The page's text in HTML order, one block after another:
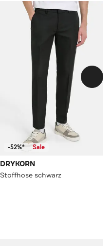
-52%* Sale
DRYKORN
Stoffhose schwarz